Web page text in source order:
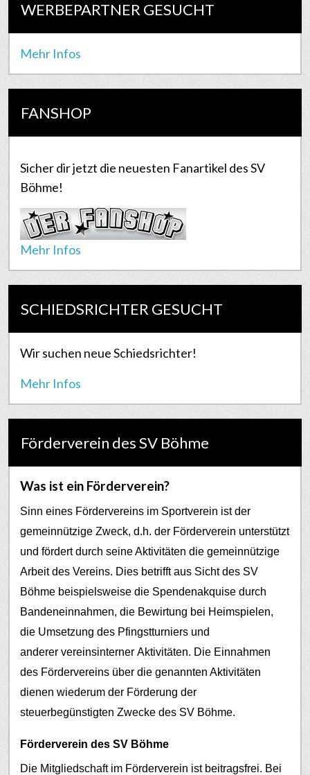
WERBEPARTNER GESUCHT
Mehr Infos
FANSHOP
Sicher dir jetzt die neuesten Fanartikel des SV
Böhme!
Mehr Infos
SCHIEDSRICHTER GESUCHT
Wir suchen neue Schiedsrichter!
Mehr Infos
Förderverein des SV Böhme
Was ist ein Förderverein?
Sinn eines Fördervereins im Sportverein ist der
gemeinnützige Zweck, d.h. der Förderverein unterstützt
und fördert durch seine Aktivitäten die gemeinnützige
Arbeit des Vereins. Dies betrifft aus Sicht des SV
Böhme beispielsweise die Spendenakquise durch
Bandeneinnahmen, die Bewirtung bei Heimspielen,
die Umsetzung des Pfingstturniers und
anderer vereinsinterner Aktivitäten. Die Einnahmen
des Fördervereins über die genannten Aktivitäten
dienen wiederum der Förderung der
steuerbegünstigten Zwecke des SV Böhme.
Förderverein des SV Böhme
Die Mitgliedschaft im Förderverein ist beitragsfrei. Bei